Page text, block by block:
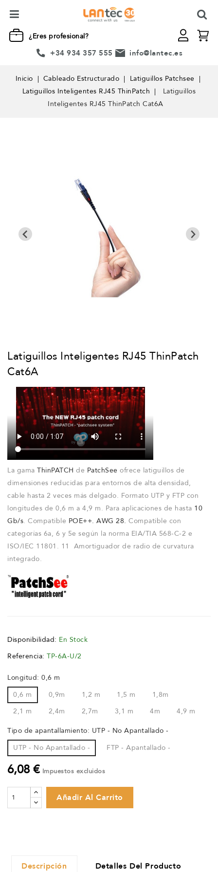
¿Eres profesional?
+34 934 357 555 info@lantec.es
Inicio Cableado Estructurado
Latiguillos Patchsee
Latiguillos Inteligentes RJ45 ThinPatch
Latiguillos
Inteligentes RJ45 ThinPatch Cat6A
Latiguillos Inteligentes RJ45 ThinPatch
Cat6A
La gama ThinPATCH de PatchSee ofrece latiguillos de
dimensiones reducidas para entornos de alta densidad,
cable hasta 2 veces más delgado. Formato UTP y FTP con
longitudes de 0,6 m a 4,9 m. Para aplicaciones de hasta 10
Gb/s. Compatible POE++. AWG 28. Compatible con
categorías 6a, 6 y 5e según la norma EIA/TIA 568-C-2 e
ISO/IEC 11801. 11 Amortiguador de radio de curvatura
integrado.
Disponibilidad: En Stock
Referencia: TP-6A-U/2
Longitud: 0,6 m
0,6 m
0,9m 1,2 m 1,5 m
1,8m
2,1 m
2,4m 2,7m 3,1 m 4m 4,9 m
Tipo de apantallamiento: UTP - No Apantallado -
UTP - No Apantallado -
FTP - Apantallado -
6,08 € Impuestos excluidos
Añadir Al Carrito
Descripción Detalles Del Producto